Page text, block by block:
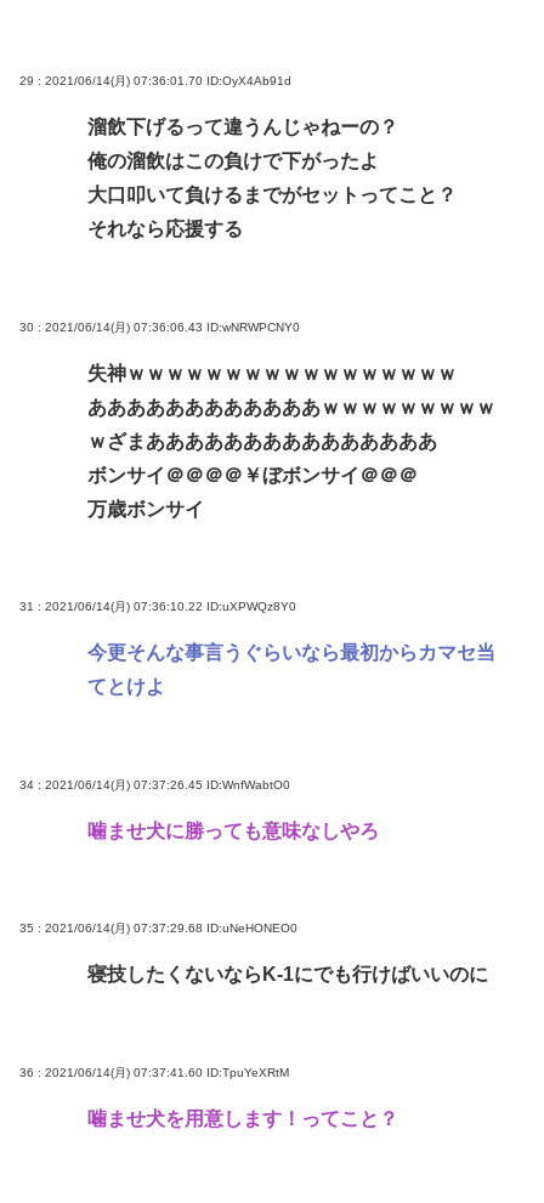
29 : 2021/06/14(月) 07:36:01.70 ID:OyX4Ab91d
溜飲下げるって違うんじゃねーの？
俺の溜飲はこの負けで下がったよ
大口叩いて負けるまでがセットってこと？
それなら応援する
30 : 2021/06/14(月) 07:36:06.43 ID:wNRWPCNY0
失神ｗｗｗｗｗｗｗｗｗｗｗｗｗｗｗｗｗ
ああああああああああああｗｗｗｗｗｗｗｗｗ
ｗざまあああああああああああああああ
ボンサイ＠＠＠＠￥ぼボンサイ＠＠＠
万歳ボンサイ
31 : 2021/06/14(月) 07:36:10.22 ID:uXPWQz8Y0
今更そんな事言うぐらいなら最初からカマセ当
てとけよ
34 : 2021/06/14(月) 07:37:26.45 ID:WnfWabtO0
噛ませ犬に勝っても意味なしやろ
35 : 2021/06/14(月) 07:37:29.68 ID:uNeHONEO0
寝技したくないならK-1にでも行けばいいのに
36 : 2021/06/14(月) 07:37:41.60 ID:TpuYeXRtM
噛ませ犬を用意します！ってこと？